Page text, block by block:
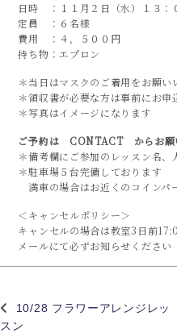
日時 ：１１月２日（水）１３：
定員 ：６名様
費用 ：４，５００円
持ち物：エプロン
＊当日はマスクのご着用をお願い
＊領収書が必要な方は事前にお申
＊写真はイメージになります
ご予約は CONTACT からお願
＊備考欄にご参加のレッスン名、
＊駐車場５台完備しております
満車の場合はお近くのコインパ
＜キャンセルポリシー＞
キャンセルの場合は教室3日前
メールにて必ずお知らせください
10/28 フラワーアレンジレッ
スン